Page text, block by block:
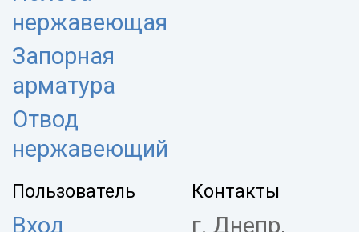
нержавеющая
Запорная
арматура
Отвод
нержавеющий
Пользователь
Вход
Контакты
г. Днепр,